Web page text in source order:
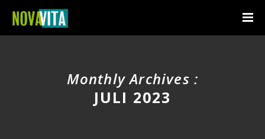
Monthly Archives :
JULI 2023